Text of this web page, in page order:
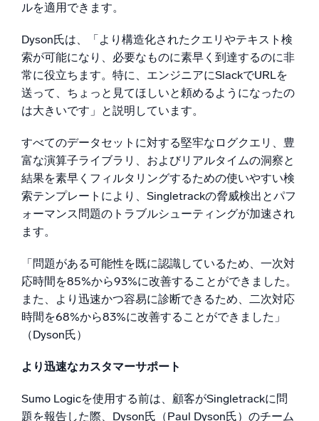
ルを適用できます。
Dyson氏は、「より構造化されたクエリやテキスト検
索が可能になり、必要なものに素早く到達するのに非
常に役立ちます。特に、エンジニアにSlackでURLを
送って、ちょっと見てほしいと頼めるようになったの
は大きいです」と説明しています。
すべてのデータセットに対する堅牢なログクエリ、豊
富な演算子ライブラリ、およびリアルタイムの洞察と
結果を素早くフィルタリングするための使いやすい検
索テンプレートにより、Singletrackの脅威検出とパフ
ォーマンス問題のトラブルシューティングが加速され
ます。
「問題がある可能性を既に認識しているため、一次対
応時間を85%から93%に改善することができました。
また、より迅速かつ容易に診断できるため、二次対応
時間を68%から83%に改善することができました」
（Dyson氏）
より迅速なカスタマーサポート
Sumo Logicを使用する前は、顧客がSingletrackに問
題を報告した際、Dyson氏（Paul Dyson氏）のチーム